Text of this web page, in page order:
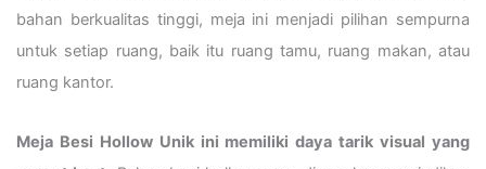
bahan berkualitas tinggi, meja ini menjadi pilihan sempurna
untuk setiap ruang, baik itu ruang tamu, ruang makan, atau
ruang kantor.
Meja Besi Hollow Unik ini memiliki daya tarik visual yang